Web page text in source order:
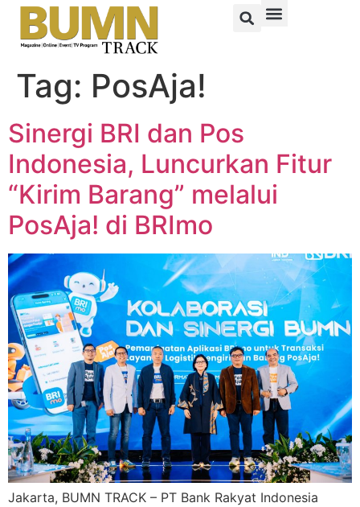
Tag: PosAja!
Sinergi BRI dan Pos
Indonesia, Luncurkan Fitur
“Kirim Barang” melalui
PosAja! di BRImo
Jakarta, BUMN TRACK – PT Bank Rakyat Indonesia